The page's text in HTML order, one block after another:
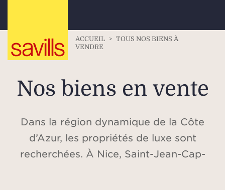
ACCUEIL > TOUS NOS BIENS À
VENDRE
Nos biens en vente
Dans la région dynamique de la Côte
d’Azur, les propriétés de luxe sont
recherchées. À Nice, Saint-Jean-Cap-